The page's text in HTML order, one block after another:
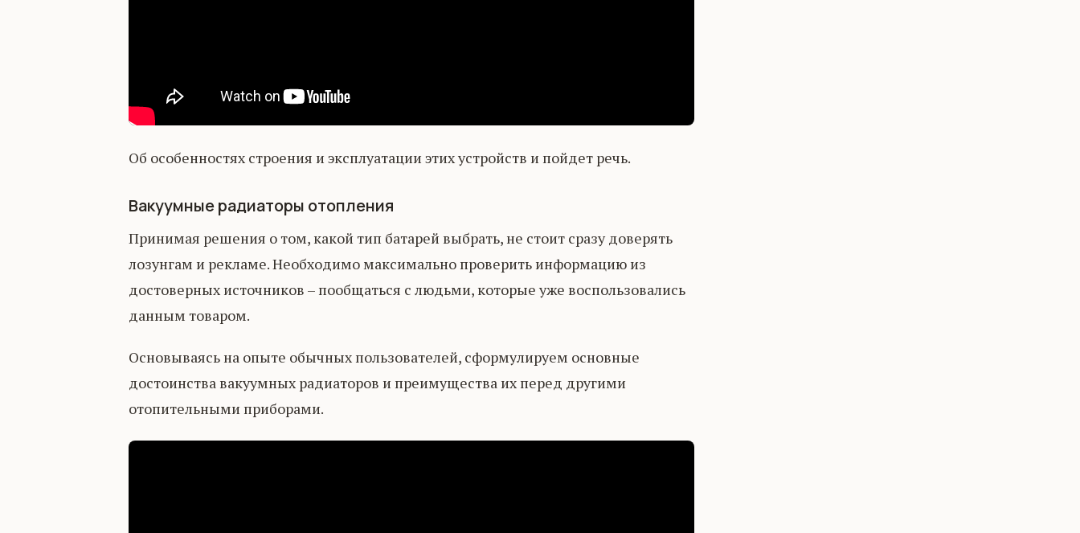
Об особенностях строения и эксплуатации этих устройств и пойдет речь.
Вакуумные радиаторы отопления
Принимая решения о том, какой тип батарей выбрать, не стоит сразу доверять
лозунгам и рекламе. Необходимо максимально проверить информацию из
достоверных источников – пообщаться с людьми, которые уже воспользовались
данным товаром.
Основываясь на опыте обычных пользователей, сформулируем основные
достоинства вакуумных радиаторов и преимущества их перед другими
отопительными приборами.